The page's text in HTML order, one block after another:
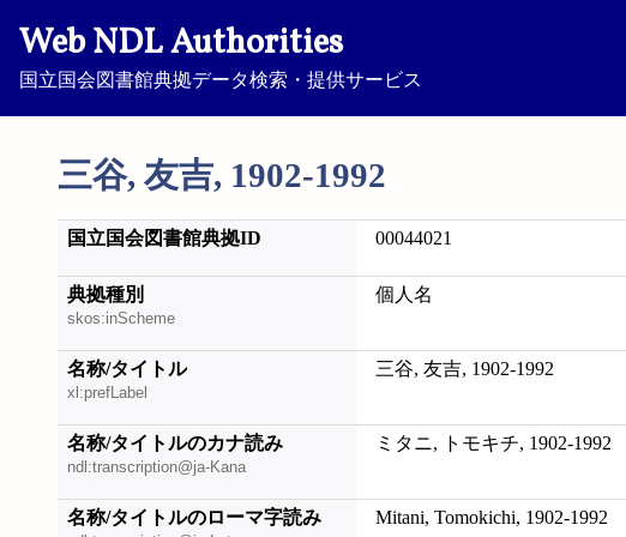
Web NDL Authorities
国立国会図書館典拠データ検索・提供サービス
三谷, 友吉, 1902-1992
国立国会図書館典拠ID 00044021
典拠種別
skos:inScheme
個人名
名称/タイトル
xl:prefLabel
三谷, 友吉, 1902-1992
名称/タイトルのカナ読み
ndl:transcription@ja-Kana
ミタニ, トモキチ, 1902-1992
名称/タイトルのローマ字読み Mitani, Tomokichi, 1902-1992